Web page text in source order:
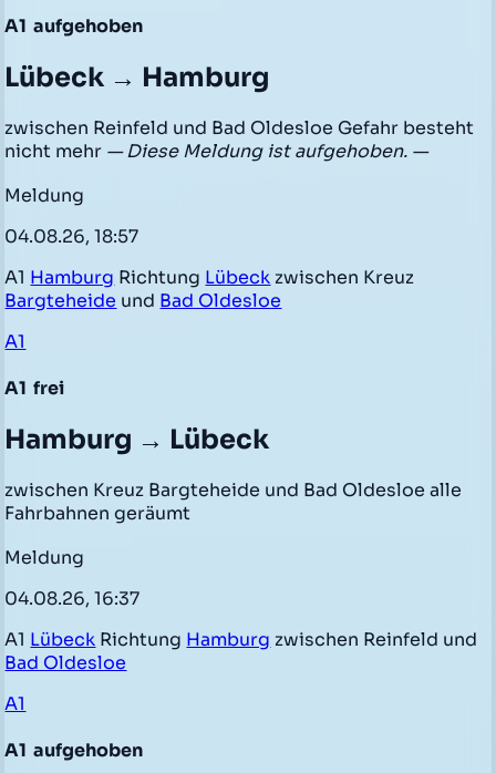
A1 aufgehoben
Lübeck → Hamburg
zwischen Reinfeld und Bad Oldesloe Gefahr besteht
nicht mehr — Diese Meldung ist aufgehoben. —
Meldung
04.08.26, 18:57
A1 Hamburg Richtung Lübeck zwischen Kreuz
Bargteheide und Bad Oldesloe
A1
A1 frei
Hamburg → Lübeck
zwischen Kreuz Bargteheide und Bad Oldesloe alle
Fahrbahnen geräumt
Meldung
04.08.26, 16:37
A1 Lübeck Richtung Hamburg zwischen Reinfeld und
Bad Oldesloe
A1
A1 aufgehoben